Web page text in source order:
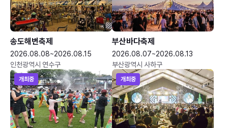
송도해변축제
2026.08.08~2026.08.15
인천광역시 연수구
부산바다축제
2026.08.07~2026.08.13
부산광역시 사하구
개최중 개최중